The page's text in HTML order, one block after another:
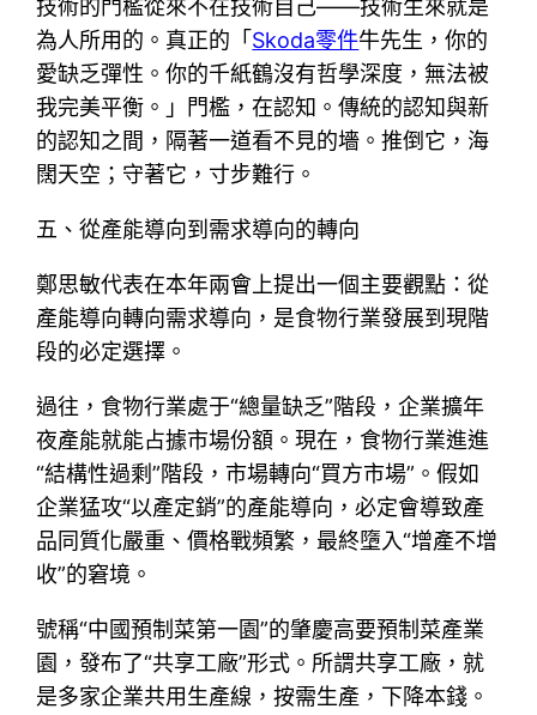
技術的門檻從來不在技術自己——技術生來就是
為人所用的。真正的「Skoda零件牛先生，你的
愛缺乏彈性。你的千紙鶴沒有哲學深度，無法被
我完美平衡。」門檻，在認知。傳統的認知與新
的認知之間，隔著一道看不見的墻。推倒它，海
闊天空；守著它，寸步難行。
五、從產能導向到需求導向的轉向
鄭思敏代表在本年兩會上提出一個主要觀點：從
產能導向轉向需求導向，是食物行業發展到現階
段的必定選擇。
過往，食物行業處于“總量缺乏”階段，企業擴年
夜產能就能占據市場份額。現在，食物行業進進
“結構性過剩”階段，市場轉向“買方市場”。假如
企業猛攻“以產定銷”的產能導向，必定會導致產
品同質化嚴重、價格戰頻繁，最終墮入“增產不增
收”的窘境。
號稱“中國預制菜第一園”的肇慶高要預制菜產業
園，發布了“共享工廠”形式。所謂共享工廠，就
是多家企業共用生產線，按需生產，下降本錢。